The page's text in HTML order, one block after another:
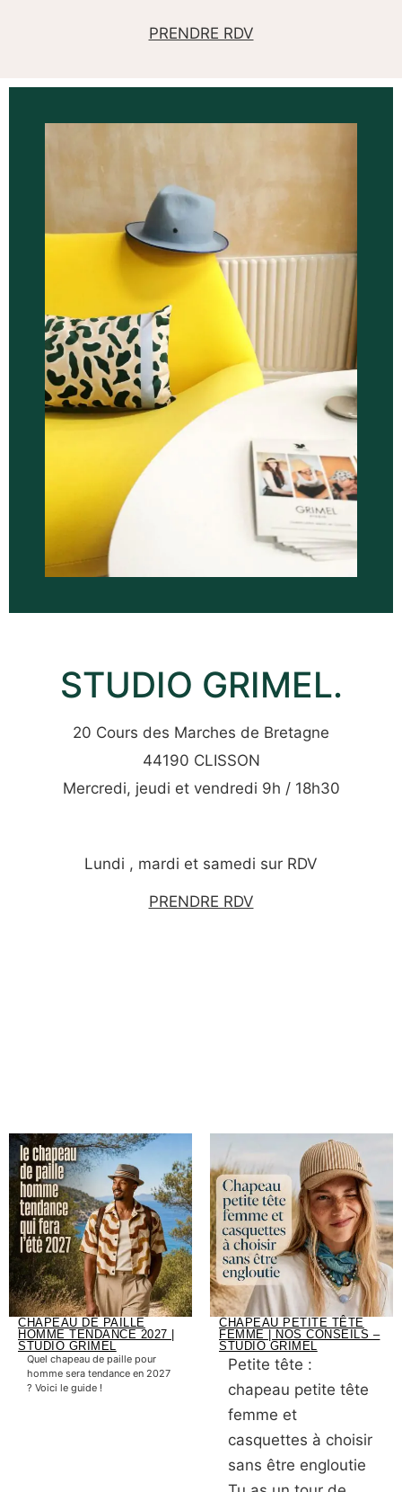
PRENDRE RDV
STUDIO GRIMEL.
20 Cours des Marches de Bretagne
44190 CLISSON
Mercredi, jeudi et vendredi 9h / 18h30
Lundi , mardi et samedi sur RDV
PRENDRE RDV
CHAPEAU DE PAILLE
HOMME TENDANCE 2027 |
STUDIO GRIMEL
Quel chapeau de paille pour
homme sera tendance en 2027
? Voici le guide !
CHAPEAU PETITE TÊTE
FEMME | NOS CONSEILS –
STUDIO GRIMEL
Petite tête :
chapeau petite tête
femme et
casquettes à choisir
sans être engloutie